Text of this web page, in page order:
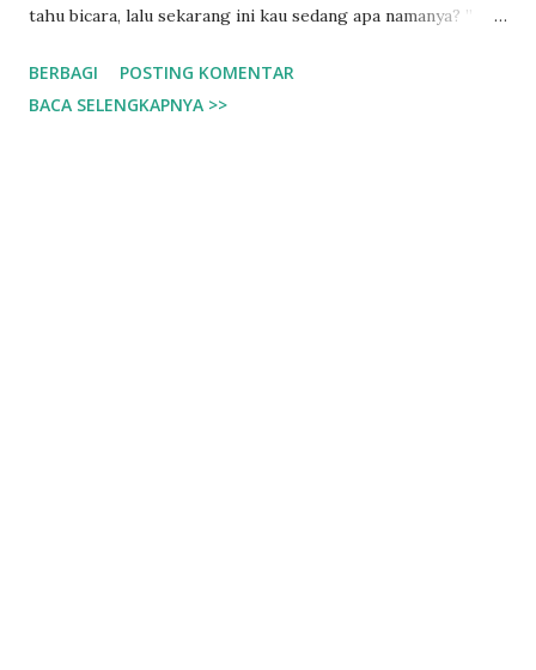
tahu bicara, lalu sekarang ini kau sedang apa namanya? ”
apa? ” “Aku seperti dihindari” “ Maksudnya?”
“Iya, aku merasa dihindari oleh teman-temanku.”
BERBAGI
POSTING KOMENTAR
BACA SELENGKAPNYA >>